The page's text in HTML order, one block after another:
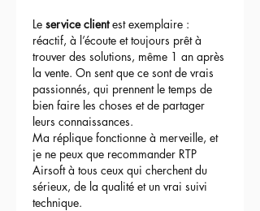
Le service client est exemplaire :
réactif, à l’écoute et toujours prêt à
trouver des solutions, même 1 an après
la vente. On sent que ce sont de vrais
passionnés, qui prennent le temps de
bien faire les choses et de partager
leurs connaissances.
Ma réplique fonctionne à merveille, et
je ne peux que recommander RTP
Airsoft à tous ceux qui cherchent du
sérieux, de la qualité et un vrai suivi
technique.